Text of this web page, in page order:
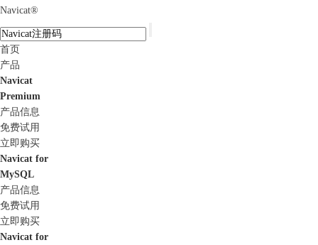
Navicat®
首页
产品
Navicat
Premium
产品信息
免费试用
立即购买
Navicat for
MySQL
产品信息
免费试用
立即购买
Navicat for